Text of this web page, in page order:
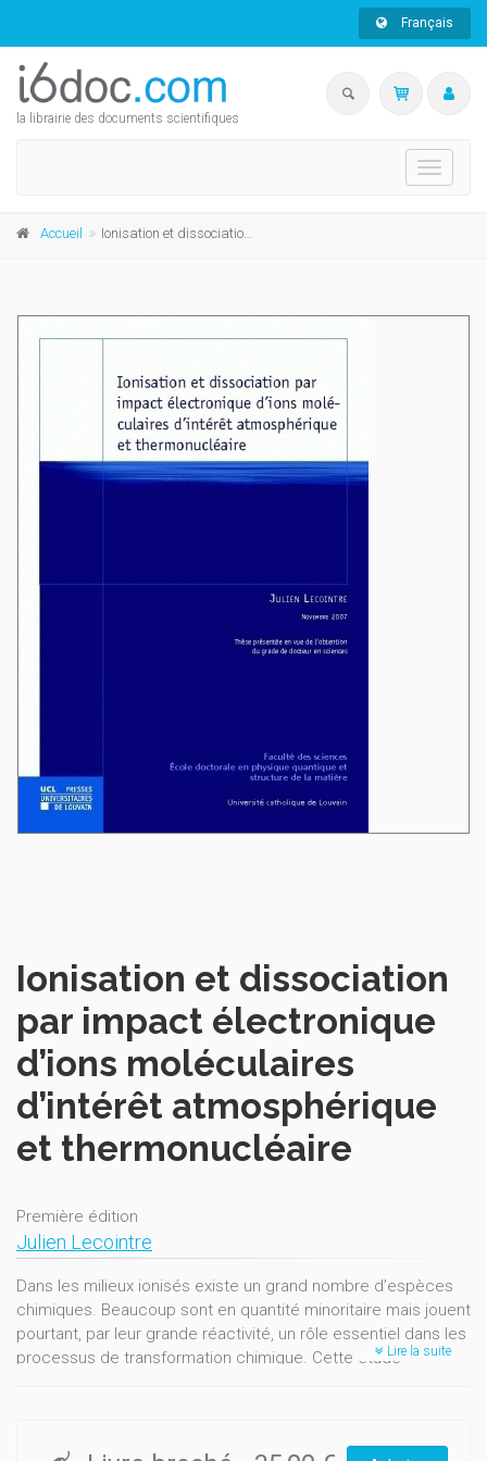
Français
la librairie des documents scientifiques
Toggle
Accueil Ionisation et dissociation par impact électronique d’ions moléculaires d’intérêt atmosphérique et thermonucléaire
Ionisation et dissociation
par impact électronique
d’ions moléculaires
d’intérêt atmosphérique
et thermonucléaire
Première édition
Julien Lecointre
Dans les milieux ionisés existe un grand nombre d’espèces
chimiques. Beaucoup sont en quantité minoritaire mais jouent
pourtant, par leur grande réactivité, un rôle essentiel dans les
processus de transformation chimique. Cette étude
dans le milieu interstellaire, comme les réactions mettant en
Lire la suite